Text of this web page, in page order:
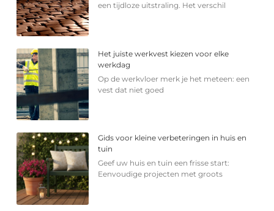
een tijdloze uitstraling. Het verschil
Het juiste werkvest kiezen voor elke
werkdag
Op de werkvloer merk je het meteen: een
vest dat niet goed
Gids voor kleine verbeteringen in huis en
tuin
Geef uw huis en tuin een frisse start:
Eenvoudige projecten met groots